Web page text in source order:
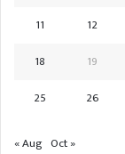
11
12
18
19
25
26
« Aug Oct »